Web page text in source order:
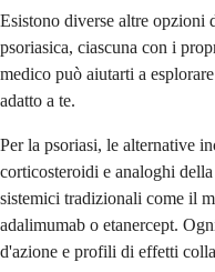
Esistono diverse altre opzioni
psoriasica, ciascuna con i
medico può aiutarti a
adatto a te.
Per la psoriasi, le alternative
corticosteroidi e analoghi
sistemici tradizionali come il
adalimumab o etanercept.
d'azione e profili di effetti